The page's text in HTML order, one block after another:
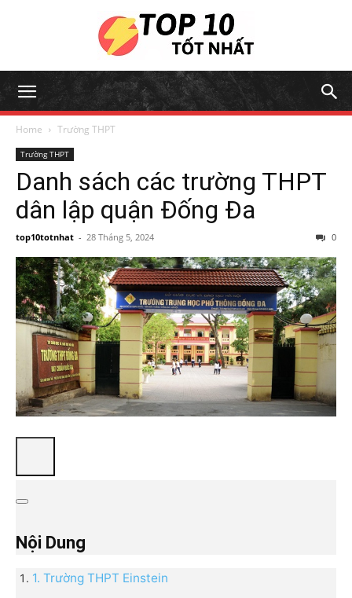
Home Trường THPT
Trường THPT
Danh sách các trường THPT
dân lập quận Đống Đa
top10totnhat - 28 Tháng 5, 2024 0
Nội Dung
1. Trường THPT Einstein